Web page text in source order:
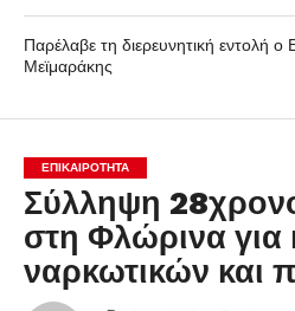
Παρέλαβε τη διερευνητική εντολή ο
Μεϊμαράκης
ΕΠΙΚΑΙΡΟΤΗΤΑ
Σύλληψη
στη Φλώρινα για
ναρκωτικών και